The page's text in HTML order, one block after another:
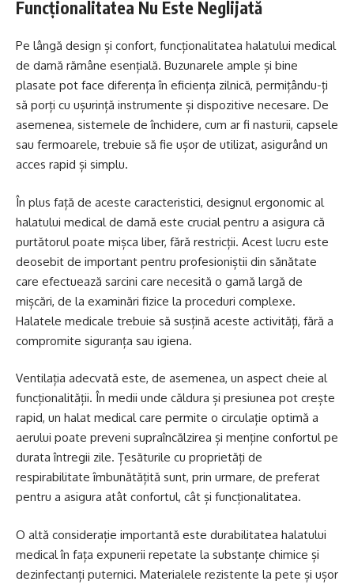
Funcționalitatea Nu Este Neglijată
Pe lângă design și confort, funcționalitatea halatului medical
de damă rămâne esențială. Buzunarele ample și bine
plasate pot face diferența în eficiența zilnică, permițându-ți
să porți cu ușurință instrumente și dispozitive necesare. De
asemenea, sistemele de închidere, cum ar fi nasturii, capsele
sau fermoarele, trebuie să fie ușor de utilizat, asigurând un
acces rapid și simplu.
În plus față de aceste caracteristici, designul ergonomic al
halatului medical de damă este crucial pentru a asigura că
purtătorul poate mișca liber, fără restricții. Acest lucru este
deosebit de important pentru profesioniștii din sănătate
care efectuează sarcini care necesită o gamă largă de
mișcări, de la examinări fizice la proceduri complexe.
Halatele medicale trebuie să susțină aceste activități, fără a
compromite siguranța sau igiena.
Ventilația adecvată este, de asemenea, un aspect cheie al
funcționalității. În medii unde căldura și presiunea pot crește
rapid, un halat medical care permite o circulație optimă a
aerului poate preveni supraîncălzirea și menține confortul pe
durata întregii zile. Țesăturile cu proprietăți de
respirabilitate îmbunătățită sunt, prin urmare, de preferat
pentru a asigura atât confortul, cât și funcționalitatea.
O altă considerație importantă este durabilitatea halatului
medical în fața expunerii repetate la substanțe chimice și
dezinfectanți puternici. Materialele rezistente la pete și ușor